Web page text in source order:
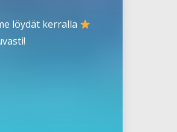
löydät kerralla